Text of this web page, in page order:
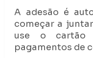
A adesão é
começar a
use o cartão
pagamentos de